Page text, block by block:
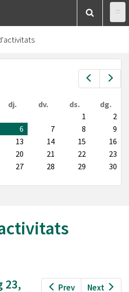
Prev
dj. dv. ds.
dg.
1
2
6 7 8
9
13 14 15
16
20 21 22
23
27 28 29
30
Prev Next
23,